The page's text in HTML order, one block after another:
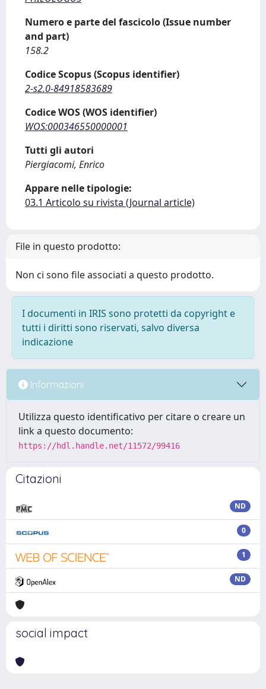
Numero e parte del fascicolo (Issue number
and part)
158.2
Codice Scopus (Scopus identifier)
2-s2.0-84918583689
Codice WOS (WOS identifier)
WOS:000346550000001
Tutti gli autori
Piergiacomi, Enrico
Appare nelle tipologie:
03.1 Articolo su rivista (Journal article)
File in questo prodotto:
Non ci sono file associati a questo prodotto.
I documenti in IRIS sono protetti da copyright e
tutti i diritti sono riservati, salvo diversa
indicazione
Informazioni
Utilizza questo identificativo per citare o creare un
link a questo documento:
https://hdl.handle.net/11572/99416
Citazioni
ND
0
1
ND
social impact